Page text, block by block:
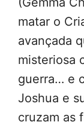
matar o
avançada
misteriosa
guerra… e
Joshua e
cruzam as